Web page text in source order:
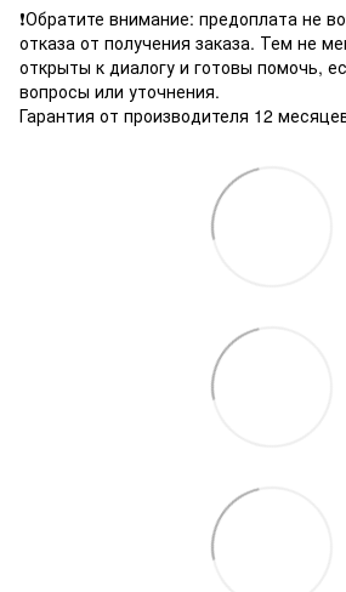
❗️Обратите внимание: предоплата не
отказа от получения заказа. Тем не
открыты к диалогу и готовы помочь,
вопросы или уточнения.
Гарантия от производителя 12